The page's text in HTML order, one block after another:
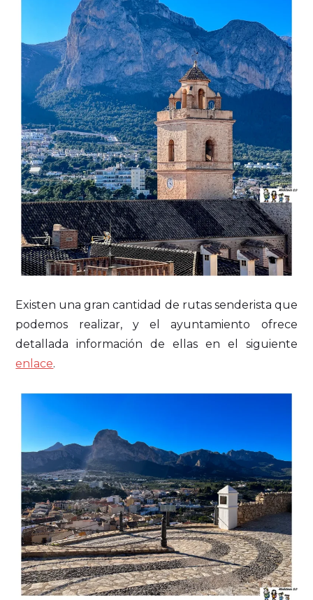
Existen una gran cantidad de rutas senderista que
podemos realizar, y el ayuntamiento ofrece
detallada información de ellas en el siguiente
enlace.